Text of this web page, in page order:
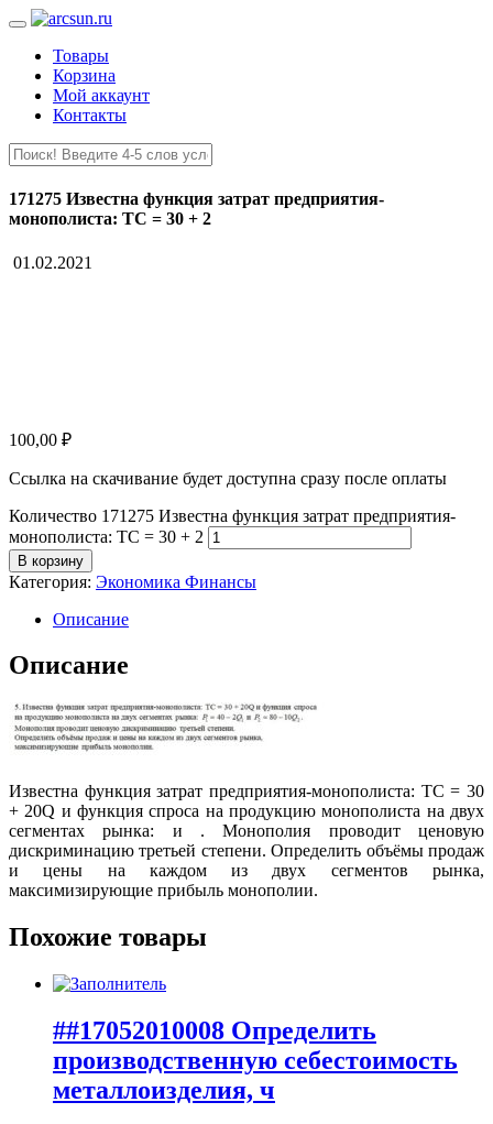
Товары
Корзина
Мой аккаунт
Контакты
171275 Известна функция затрат предприятия-
монополиста: ТС = 30 + 2
01.02.2021
100,00 ₽
Ссылка на скачивание будет доступна сразу после оплаты
Количество 171275 Известна функция затрат предприятия-
монополиста: ТС = 30 + 2
В корзину
Категория: Экономика Финансы
Описание
Описание
Известна функция затрат предприятия-монополиста: ТС = 30
+ 20Q и функция спроса на продукцию монополиста на двух
сегментах рынка: и . Монополия проводит ценовую
дискриминацию третьей степени. Определить объёмы продаж
и цены на каждом из двух сегментов рынка,
максимизирующие прибыль монополии.
Похожие товары
##17052010008 Определить
производственную себестоимость
металлоизделия, ч